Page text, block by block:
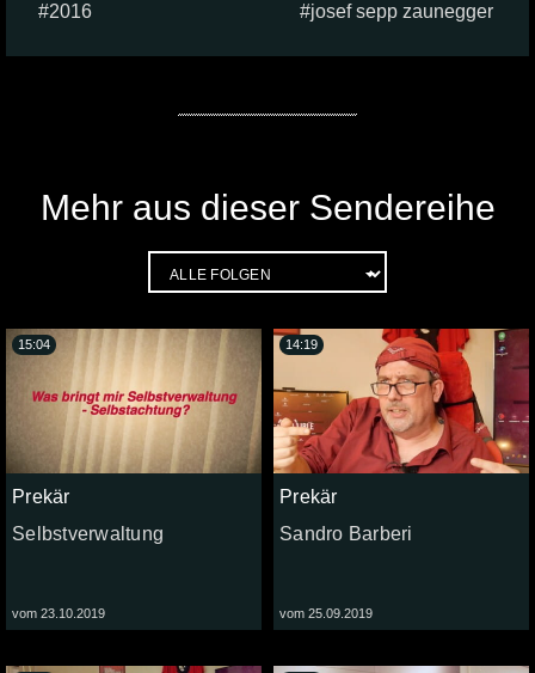
2016 josef sepp zaunegger
Mehr aus dieser Sendereihe
Prekär
Selbstverwaltung
vom 23.10.2019
15:04
Prekär
Sandro Barberi
vom 25.09.2019
14:19